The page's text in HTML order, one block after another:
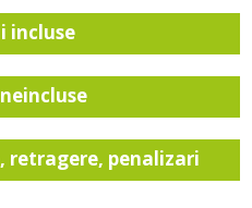
incluse
retragere, penalizari